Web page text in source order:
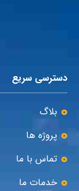
دسترسی سریع
بلاگ
پروژه ها
تماس با ما
خدمات ما